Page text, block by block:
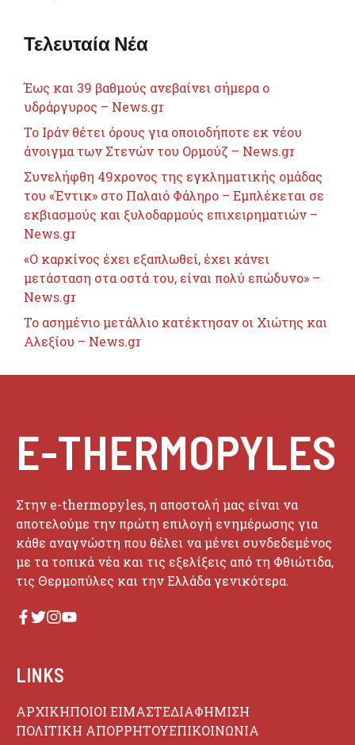
Τελευταία Νέα
Έως και 39 βαθμούς ανεβαίνει σήμερα ο
υδράργυρος – News.gr
Το Ιράν θέτει όρους για οποιοδήποτε εκ νέου
άνοιγμα των Στενών του Ορμούζ – News.gr
Συνελήφθη 49χρονος της εγκληματικής ομάδας
του «Έντικ» στο Παλαιό Φάληρο – Εμπλέκεται σε
εκβιασμούς και ξυλοδαρμούς επιχειρηματιών –
News.gr
«Ο καρκίνος έχει εξαπλωθεί, έχει κάνει
μετάσταση στα οστά του, είναι πολύ επώδυνο» –
News.gr
Το ασημένιο μετάλλιο κατέκτησαν οι Χιώτης και
Αλεξίου – News.gr
E-THERMOPYLES
Στην e-thermopyles, η αποστολή μας είναι να
αποτελούμε την πρώτη επιλογή ενημέρωσης για
κάθε αναγνώστη που θέλει να μένει συνδεδεμένος
με τα τοπικά νέα και τις εξελίξεις από τη Φθιώτιδα,
τις Θερμοπύλες και την Ελλάδα γενικότερα.
LINKS
ΑΡΧΙΚΗΠΟΙΟΙ ΕΙΜΑΣΤΕΔΙΑΦΗΜΙΣΗ
ΠΟΛΙΤΙΚΗ ΑΠΟΡΡΗΤΟΥΕΠΙΚΟΙΝΩΝΙΑ